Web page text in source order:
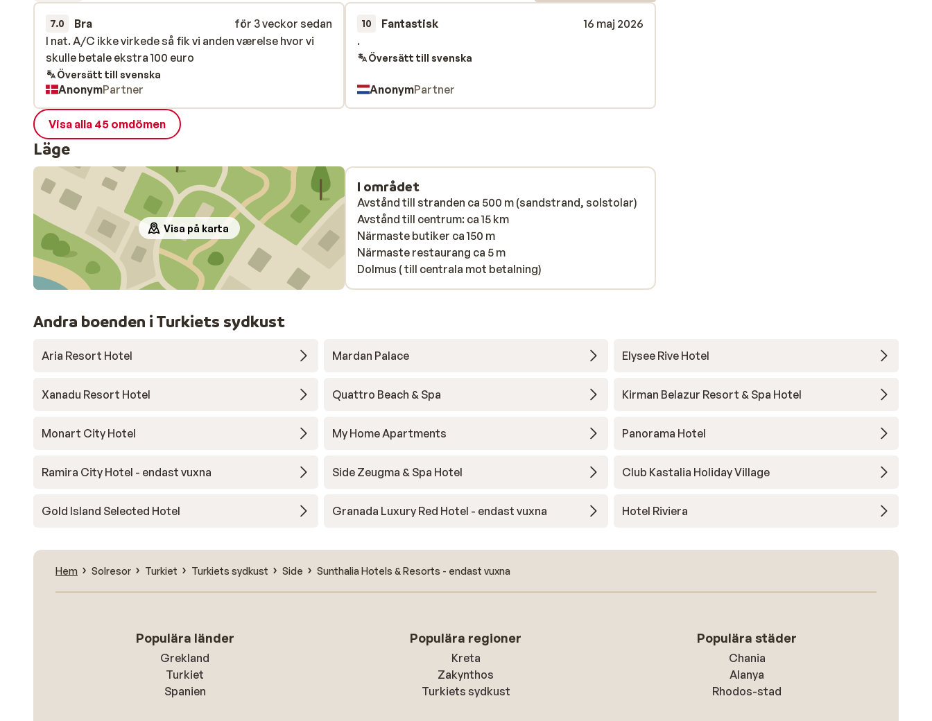
7.0 Bra
för 3 veckor sedan
I nat. A/C ikke virkede så fik vi anden værelse hvor vi
skulle betale ekstra 100 euro
I nat. A/C ikke virkede så fik vi anden værelse hvor vi
skulle betale ekstra 100 euro
Översätt till svenska
AnonymPartner
10 Fantastisk
16 maj 2026
..
Översätt till svenska
AnonymPartner
Visa alla 45 omdömen
Läge
Visa på karta
I området
Avstånd till stranden ca 500 m (sandstrand, solstolar)
Avstånd till centrum: ca 15 km
Närmaste butiker ca 150 m
Närmaste restaurang ca 5 m
Dolmus ( till centrala mot betalning)
Andra boenden i Turkiets sydkust
Aria Resort Hotel Mardan Palace Elysee Rive Hotel
Xanadu Resort Hotel Quattro Beach & Spa Kirman Belazur Resort & Spa Hotel
Monart City Hotel My Home Apartments Panorama Hotel
Ramira City Hotel - endast vuxna Side Zeugma & Spa Hotel Club Kastalia Holiday Village
Gold Island Selected Hotel Granada Luxury Red Hotel - endast vuxna Hotel Riviera
Hem Solresor Turkiet Turkiets sydkust Side Sunthalia Hotels & Resorts - endast vuxna
Populära länder
Grekland
Turkiet
Spanien
Populära regioner
Kreta
Zakynthos
Turkiets sydkust
Populära städer
Chania
Alanya
Rhodos-stad